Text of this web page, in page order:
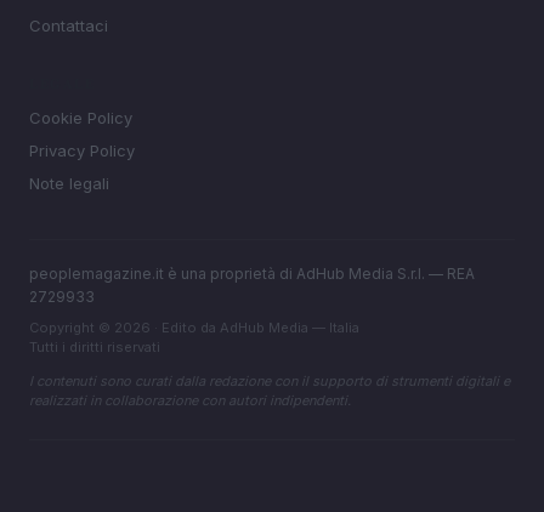
Contattaci
Cookie Policy
Privacy Policy
Note legali
peoplemagazine.it è una proprietà di AdHub Media S.r.l. — REA
2729933
Copyright © 2026 · Edito da AdHub Media — Italia
Tutti i diritti riservati
I contenuti sono curati dalla redazione con il supporto di strumenti digitali e
realizzati in collaborazione con autori indipendenti.